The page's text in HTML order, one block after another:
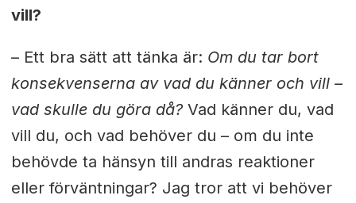
vill?
– Ett bra sätt att tänka är: Om du tar bort
konsekvenserna av vad du känner och vill –
vad skulle du göra då?Vad känner du, vad
vill du, och vad behöver du – om du inte
behövde ta hänsyn till andras reaktioner
eller förväntningar? Jag tror att vi behöver